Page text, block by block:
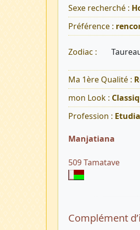
Sexe recherché :
Préférence :
Zodiac :
Ma 1ère Qualité :
mon Look :
Profession :
Manjatiana
509 Tamatave
Complément